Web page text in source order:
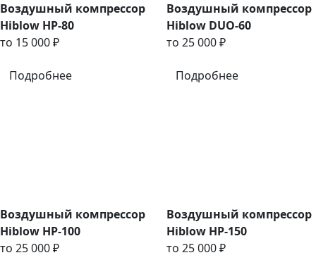
Воздушный компрессор
Hiblow HP-80
то 15 000 ₽
Подробнее
Воздушный компрессор
Hiblow DUO-60
то 25 000 ₽
Подробнее
Воздушный компрессор
Hiblow HP-100
то 25 000 ₽
Воздушный компрессор
Hiblow HP-150
то 25 000 ₽